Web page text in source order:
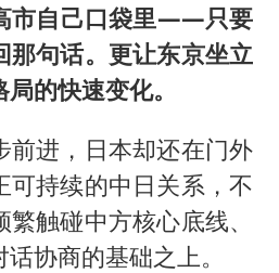
市自己口袋里——只要
那句话。更让东京坐立
的快速变化。
前进，日本却还在门外
可持续的中日关系，不
触碰中方核心底线、
协商的基础之上。